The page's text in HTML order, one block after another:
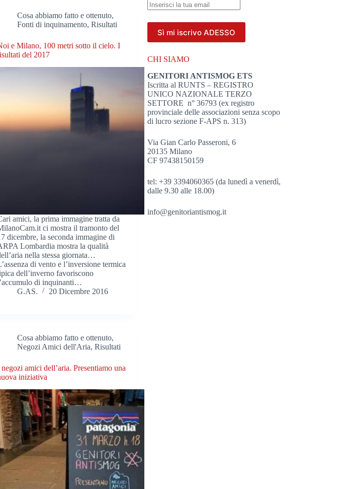
Cosa abbiamo fatto e ottenuto,
Fonti di inquinamento,Risultati
e Milano, 100 metri sotto il cielo. I
del 2017
amici, la prima immagine tratta da
ci mostra il tramonto del
dicembre, la seconda immagine di
Lombardia mostra la qualità
nella stessa giornata…
di vento e l’inversione termica
dell’inverno favoriscono
di inquinanti…
G.AS.
20 Dicembre 2016
Cosa abbiamo fatto e ottenuto,
Negozi Amici dell'Aria,Risultati
amici dell’aria. Presentiamo una
iniziativa
CHI SIAMO
GENITORI ANTISMOG ETS
Iscritta al RUNTS – REGISTRO
UNICO NAZIONALE TERZO
SETTORE n° 36793 (ex registro
provinciale delle associazioni senza scopo
di lucro sezione F-APS n. 313)
Via Gian Carlo Passeroni, 6
20135 Milano
CF 97438150159
tel: +39 3394060365 (da lunedì a venerdì,
dalle 9.30 alle 18.00)
info@genitoriantismog.it